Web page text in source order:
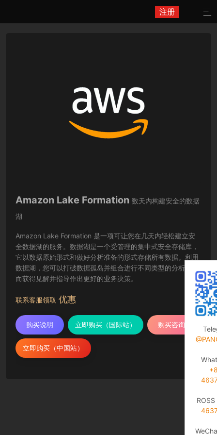
注册 
Amazon Lake Formation 数天内构建安全的数据
湖
Amazon Lake Formation 是一项可让您在几天内轻松建立安
全数据湖的服务。数据湖是一个受管理的集中式安全存储库，
它以数据原始形式和做好分析准备的形式存储所有数据。利用
数据湖，您可以打破数据孤岛并组合进行不同类型的分析，从
而获得见解并指导作出更好的业务决策。
联系客服领取 优惠
购买说明 立即购买（国际站） 购买咨询
立即购买（中国站）